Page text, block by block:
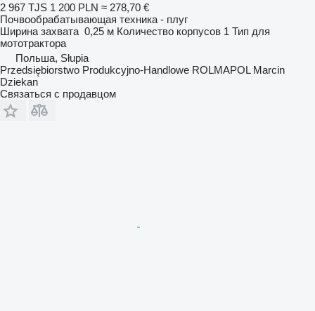
2 967 TJS 1 200 PLN ≈ 278,70 €
Почвообрабатывающая техника - плуг
Ширина захвата 0,25 м Количество корпусов 1 Тип для
мототрактора
Польша, Słupia
Przedsiębiorstwo Produkcyjno-Handlowe ROLMAPOL Marcin
Dziekan
Связаться с продавцом